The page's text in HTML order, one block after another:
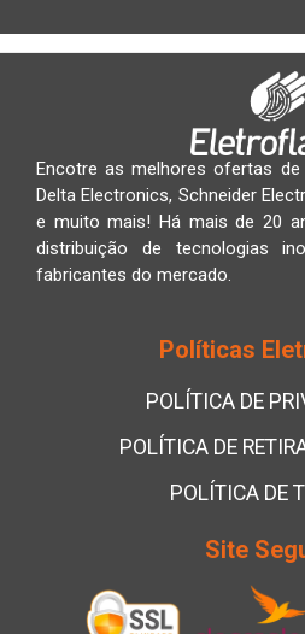
Encotre as melhores ofertas
Delta Electronics, Schneider
e muito mais! Há mais de 20
distribuição de tecnologias
fabricantes do mercado.
Políticas
POLÍTICA DE
POLÍTICA DE
POLÍTICA DE
Site